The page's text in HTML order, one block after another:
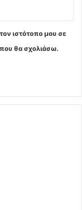
ιστότοπο μου σε
θα σχολιάσω.